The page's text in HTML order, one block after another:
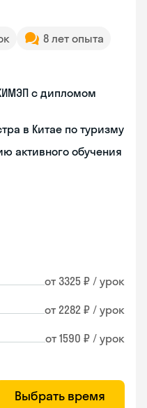
8 лет опыта
с дипломом
в Китае по туризму
активного обучения
от 3325 ₽ / урок
от 2282 ₽ / урок
от 1590 ₽ / урок
Выбрать время